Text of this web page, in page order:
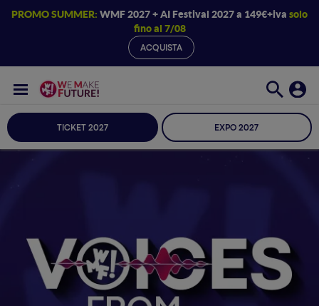
PROMO SUMMER: WMF 2027 + AI Festival 2027 a 149€+iva solo
fino al 7/08
ACQUISTA
TICKET 2027 EXPO 2027